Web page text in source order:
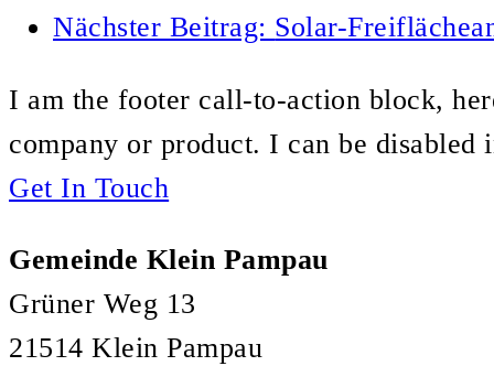
Nächster Beitrag: Solar-
I am the footer call-to-action block,
company or product. I can be disabled
Get In Touch
Gemeinde Klein Pampau
Grüner Weg 13
21514 Klein Pampau